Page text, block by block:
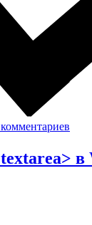
комментариев